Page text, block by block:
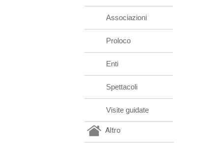
Associazioni
Proloco
Enti
Spettacoli
Visite guidate
Altro